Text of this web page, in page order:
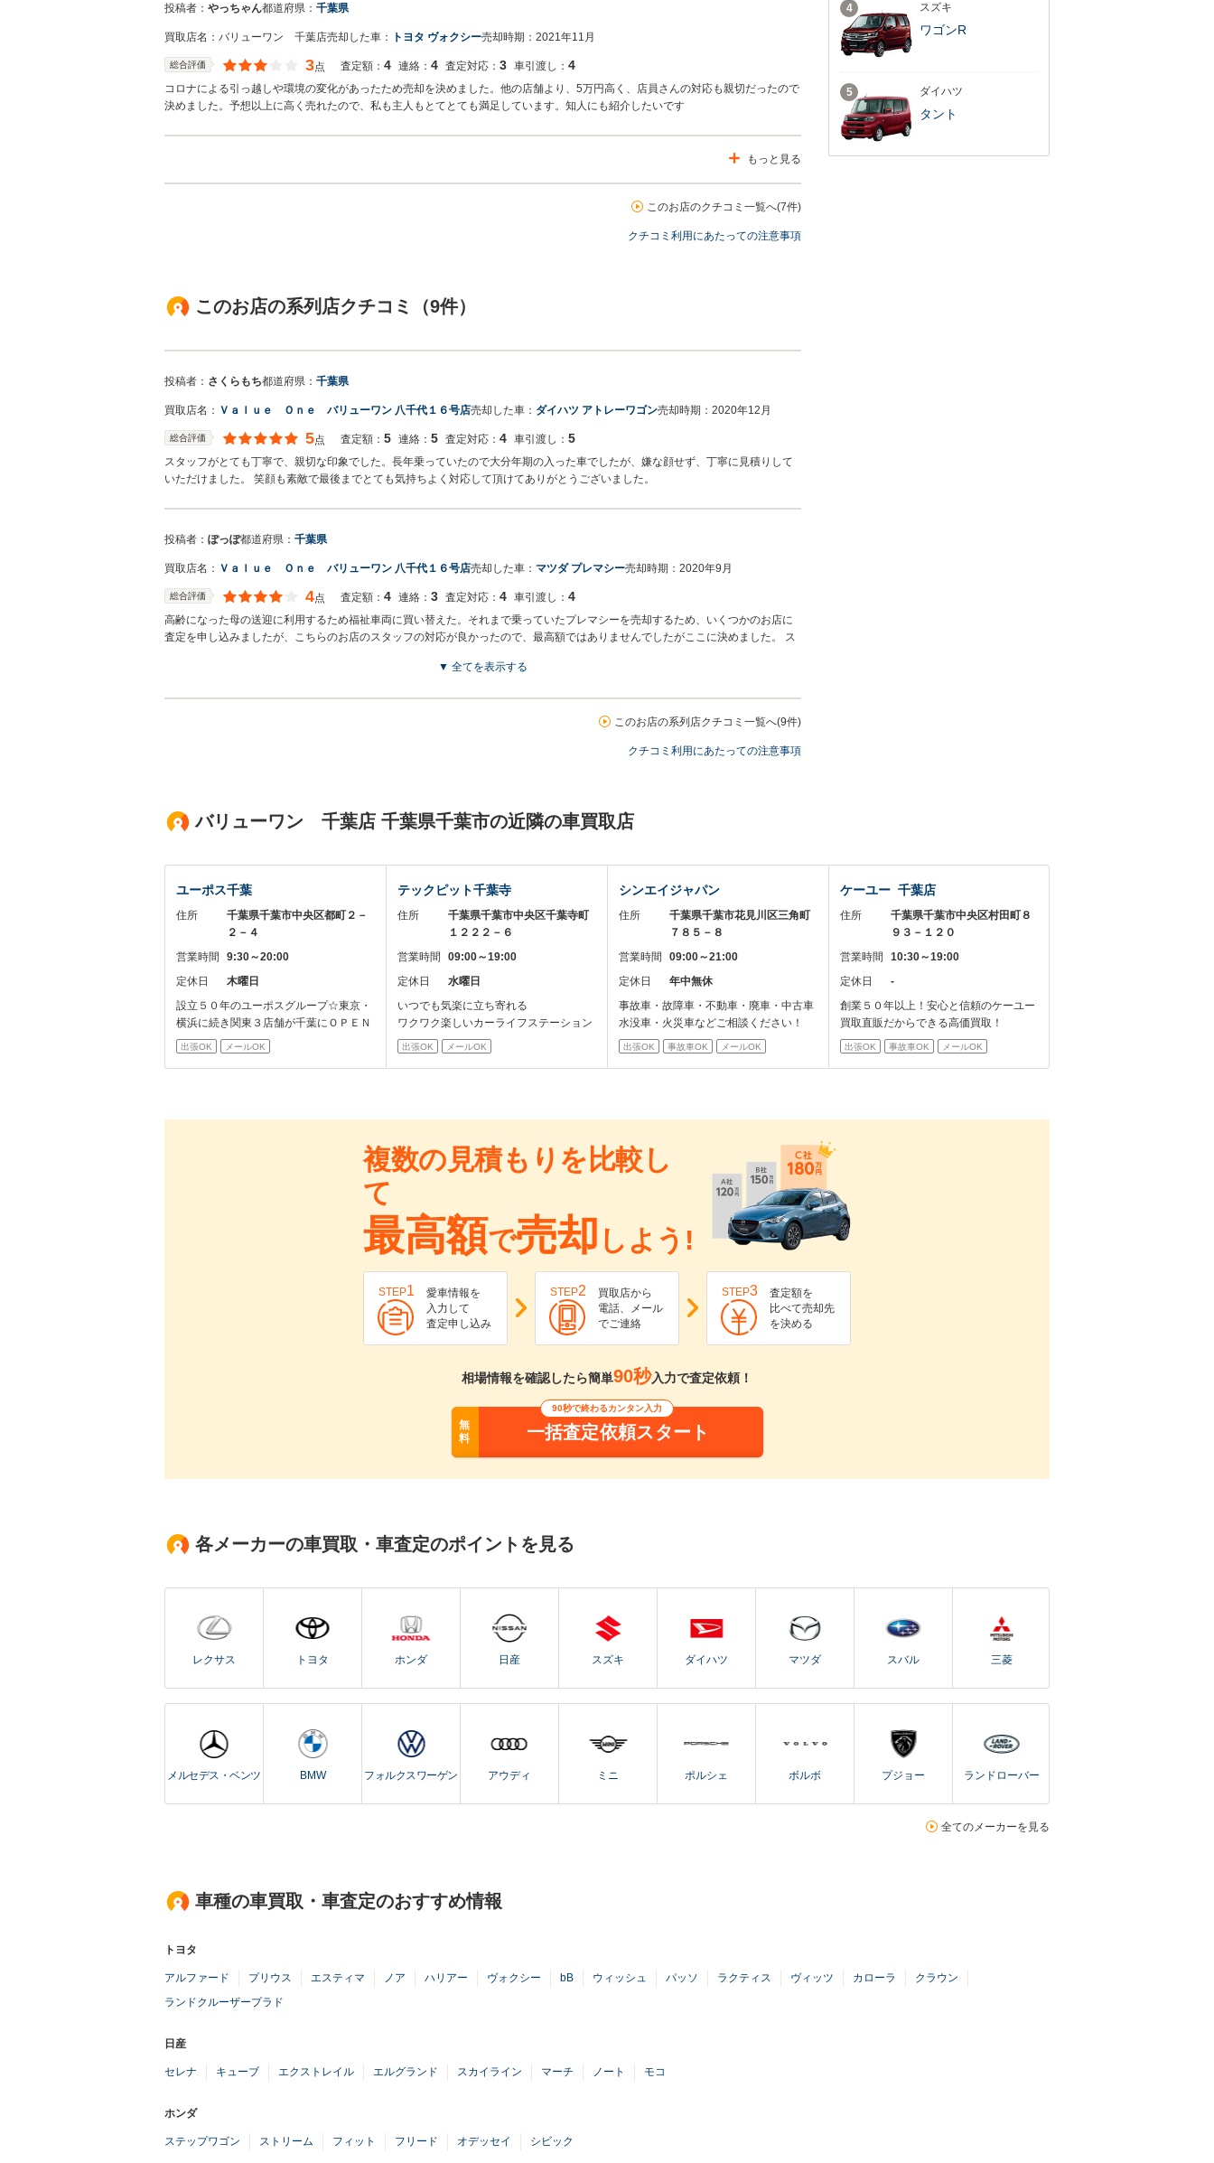
投稿者： やっちゃん都道府県： 千葉県
買取店名： バリューワン 千葉店売却した車： トヨタ ヴォクシー売却時期： 2021年11月
総合評価 3点 査定額： 4 連絡： 4 査定対応： 3 車引渡し： 4
コロナによる引っ越しや環境の変化があったため売却を決めました。他の店舗より、5万円高く、店員さんの対応も親切だったので
決めました。予想以上に高く売れたので、私も主人もとてとても満足しています。知人にも紹介したいです
もっと見る
このお店のクチコミ一覧へ(7件)
クチコミ利用にあたっての注意事項
このお店の系列店クチコミ（9件）
投稿者： さくらもち都道府県： 千葉県
買取店名： Ｖａｌｕｅ Ｏｎｅ バリューワン 八千代１６号店売却した車： ダイハツ アトレーワゴン売却時期： 2020年12月
総合評価 5点 査定額： 5 連絡： 5 査定対応： 4 車引渡し： 5
スタッフがとても丁寧で、親切な印象でした。長年乗っていたので大分年期の入った車でしたが、嫌な顔せず、丁寧に見積りして
いただけました。 笑顔も素敵で最後までとても気持ちよく対応して頂けてありがとうございました。
投稿者： ぽっぽ都道府県： 千葉県
買取店名： Ｖａｌｕｅ Ｏｎｅ バリューワン 八千代１６号店売却した車： マツダ プレマシー売却時期： 2020年9月
総合評価 4点 査定額： 4 連絡： 3 査定対応： 4 車引渡し： 4
高齢になった母の送迎に利用するため福祉車両に買い替えた。それまで乗っていたプレマシーを売却するため、いくつかのお店に
査定を申し込みましたが、こちらのお店のスタッフの対応が良かったので、最高額ではありませんでしたがここに決めました。 ス
▼ 全てを表示する
このお店の系列店クチコミ一覧へ(9件)
クチコミ利用にあたっての注意事項
スズキ
ワゴンR
4
ダイハツ
タント
5
バリューワン 千葉店 千葉県千葉市の近隣の車買取店
ユーポス千葉
住所
千葉県千葉市中央区都町２－
２－４
営業時間
9:30～20:00
定休日
木曜日
設立５０年のユーポスグループ☆東京・
横浜に続き関東３店舗が千葉にＯＰＥＮ
出張OK メールOK
テックピット千葉寺
住所
千葉県千葉市中央区千葉寺町
１２２２－６
営業時間
09:00～19:00
定休日
水曜日
いつでも気楽に立ち寄れる
ワクワク楽しいカーライフステーション
出張OK メールOK
シンエイジャパン
住所
千葉県千葉市花見川区三角町
７８５－８
営業時間
09:00～21:00
定休日
年中無休
事故車・故障車・不動車・廃車・中古車
水没車・火災車などご相談ください！
出張OK 事故車OK メールOK
ケーユー 千葉店
住所
千葉県千葉市中央区村田町８
９３－１２０
営業時間
10:30～19:00
定休日
-
創業５０年以上！安心と信頼のケーユー
買取直販だからできる高価買取！
出張OK 事故車OK メールOK
複数の見積もりを比較し
て
最高額で売却 しよう!
STEP1
愛車情報を
入力して
査定申し込み
STEP2
買取店から
電話、メール
でご連絡
STEP3
査定額を
比べて売却先
を決める
相場情報を確認したら簡単90秒入力で査定依頼！
無
料
90秒で終わるカンタン入力
一括査定依頼スタート
各メーカーの車買取・車査定のポイントを見る
レクサス トヨタ ホンダ 日産 スズキ ダイハツ マツダ スバル 三菱
メルセデス・ベンツ BMW フォルクスワーゲン アウディ ミニ ポルシェ ボルボ プジョー ランドローバー
全てのメーカーを見る
車種の車買取・車査定のおすすめ情報
トヨタ
アルファード プリウス エスティマ ノア ハリアー ヴォクシー bB ウィッシュ パッソ ラクティス ヴィッツ カローラ
クラウン
ランドクルーザープラド
日産
セレナ キューブ エクストレイル エルグランド スカイライン マーチ ノート モコ
ホンダ
ステップワゴン ストリーム フィット フリード オデッセイ シビック